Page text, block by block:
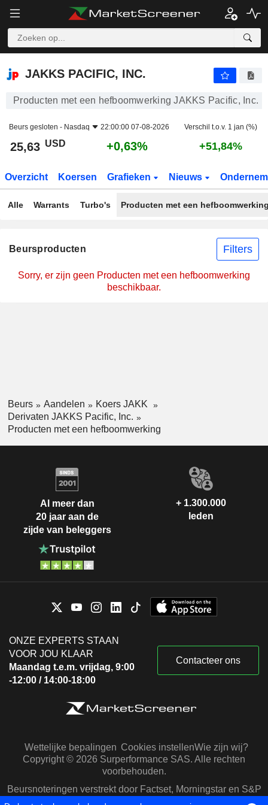
JAKKS PACIFIC, INC.
JAKKS PACIFIC, INC.
Producten met een hefboomwerking JAKKS Pacific, Inc.
Beurs gesloten - Nasdaq 22:00:00 07-08-2026 Verschil t.o.v. 1 jan (%)
25,63 USD +0,63% +51,84%
Overzicht Koersen Grafieken Nieuws
Alle Warrants Turbo's Producten met een
Beursproducten Filters
Sorry, er zijn geen Producten met een hefboomwerking
beschikbaar.
Beurs Aandelen
Koers JAKK
Derivaten JAKKS Pacific, Inc.
Producten met een hefboomwerking
Al meer dan
20 jaar aan de
zijde van beleggers
+ 1.300.000
leden
ONZE EXPERTS STAAN
VOOR JOU KLAAR
Maandag t.e.m. vrijdag, 9:00
-12:00 / 14:00-18:00
Contacteer ons
Wettelijke bepalingen Cookies instellenWie zijn wij?
Copyright © 2026 Surperformance SAS. Alle rechten
voorbehouden.
Beursnoteringen verstrekt door Factset, Morningstar en S&P
Capital IQ